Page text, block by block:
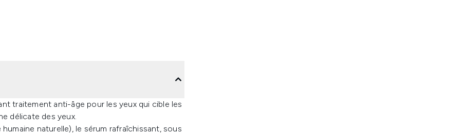
traitement anti-âge pour les yeux qui cible les
délicate des yeux.
naturelle), le sérum rafraîchissant, sous